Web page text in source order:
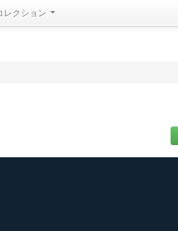
レクション